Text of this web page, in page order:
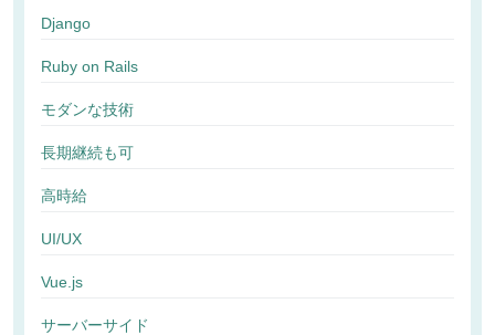
Django
Ruby on Rails
モダンな技術
長期継続も可
高時給
UI/UX
Vue.js
サーバーサイド